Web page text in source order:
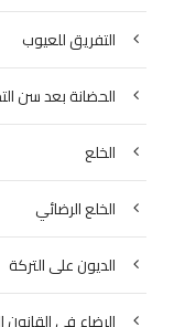
التفريق للعيوب
الحضانة بعد سن
الخلع
الخلع الرضائي
الديون على التركة